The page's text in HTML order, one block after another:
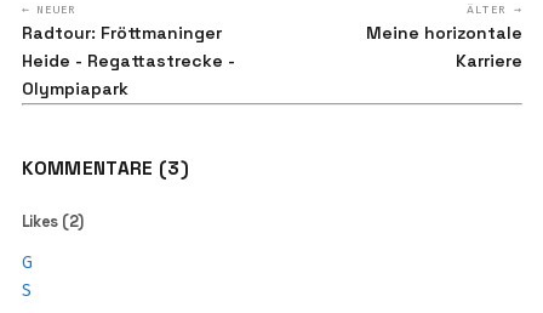
← NEUER
Radtour: Fröttmaninger
Heide - Regattastrecke -
Olympiapark
ÄLTER →
Meine horizontale
Karriere
KOMMENTARE (3)
Likes (2)
G
S